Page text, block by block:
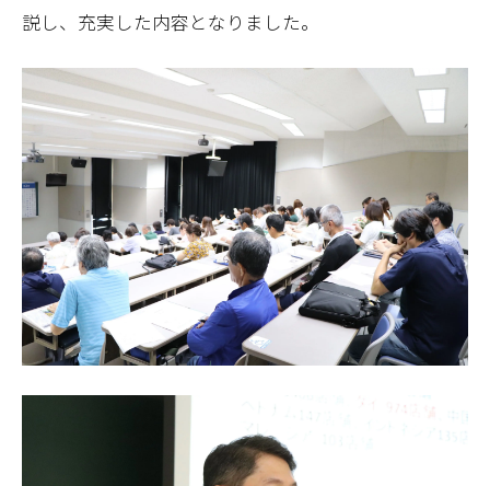
説し、充実した内容となりました。